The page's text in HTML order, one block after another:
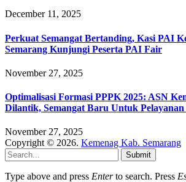
December 11, 2025
Perkuat Semangat Bertanding, Kasi PAI
Semarang Kunjungi Peserta PAI Fair
November 27, 2025
Optimalisasi Formasi PPPK 2025: ASN
Dilantik, Semangat Baru Untuk
November 27, 2025
Copyright © 2026. Kemenag Kab. Semarang
Submit
Type above and press Enterto search. Press